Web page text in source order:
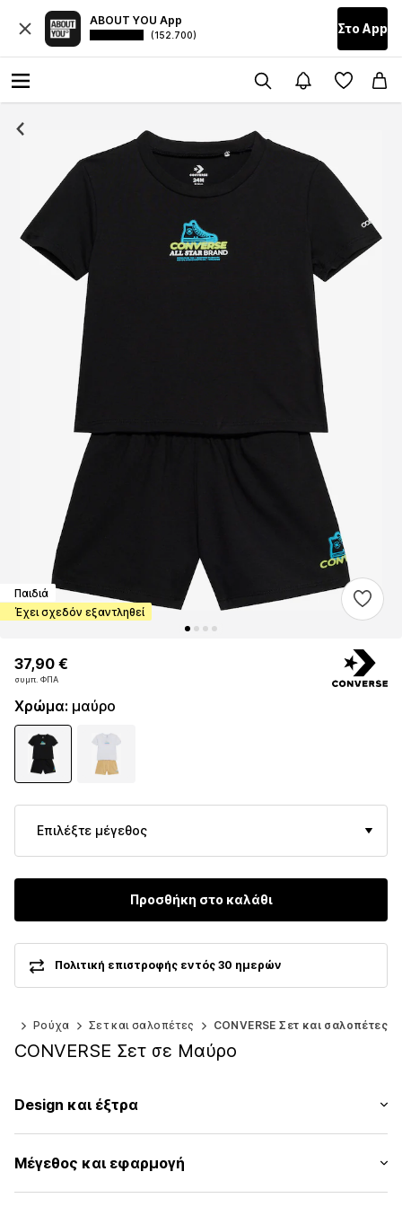
ABOUT YOU App
(152.700) Στο Αpp
Παιδιά
Έχει σχεδόν εξαντληθεί
37,90 €
συμπ. ΦΠΑ
37,90 €
συμπ. ΦΠΑ
Χρώμα: μαύρο
Επιλέξτε μέγεθος
Προσθήκη στο καλάθι
Πολιτική επιστροφής εντός 30 ημερών
Ρούχα Σετ και σαλοπέτες CONVERSE Σετ και σαλοπέτες
CONVERSE Σετ σε Μαύρο
Design και έξτρα
Ζέρσεϊ
Λαιμός με μανσέτα/πλεκτό ριπ
Μέγεθος και εφαρμογή